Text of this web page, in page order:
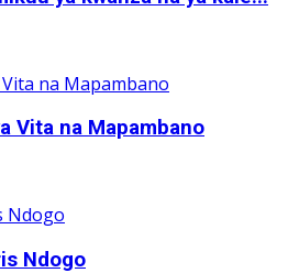
Vita na Mapambano
Ndogo